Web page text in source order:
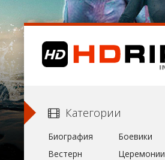
Категории
Биография
Боевики
Вестерн
Церемонии